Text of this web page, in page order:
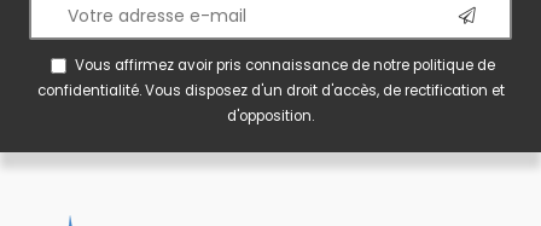
Vous affirmez avoir pris connaissance de notrepolitique de
confidentialité. Vous disposez d'un droit d'accès, de rectification et
d'opposition.